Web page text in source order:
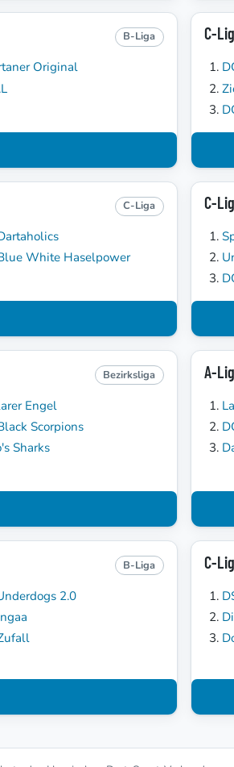
B-Liga
Original
C-
C-Liga
White Haselpower
C-
Bezirksliga
Engel
Scorpions
Sharks
A-
B-Liga
2.0
C-